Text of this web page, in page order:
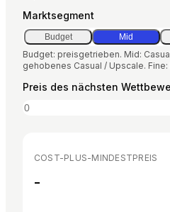
Marktsegment
Budget Mid
Budget: preisgetrieben. Mid:
gehobenes Casual / Upscale. Fine:
Preis des nächsten
COST-PLUS-MINDESTPREIS
-